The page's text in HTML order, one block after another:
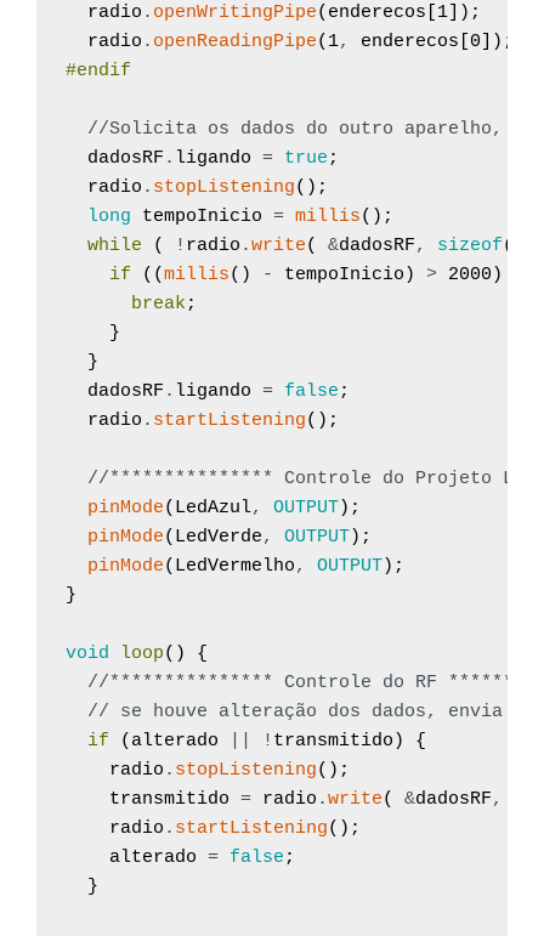
radio . openWritingPipe( enderecos 1 ) ;
radio . openReadingPipe( 1, enderecos 0 ) ;
#endif
//Solicita os dados do outro aparelho, se
dadosRF . ligando = true ;
radio . stopListening( ) ;
long
tempoInicio = millis( ) ;
while
( ! radio .write( &dadosRF, sizeof(
if
( (millis( ) - tempoInicio ) > 2000 )
break ;
}
}
dadosRF . ligando = false ;
radio . startListening( ) ;
//*************** Controle do Projeto
pinMode( LedAzul, OUTPUT) ;
pinMode( LedVerde, OUTPUT) ;
pinMode( LedVermelho, OUTPUT) ;
}
void loop( )
{
//*************** Controle do RF
// se houve alteração dos dados, envia
if
( alterado ! transmitido )
{
radio . stopListening( ) ;
transmitido = radio .write( &dadosRF,
radio . startListening( ) ;
alterado = false ;
}